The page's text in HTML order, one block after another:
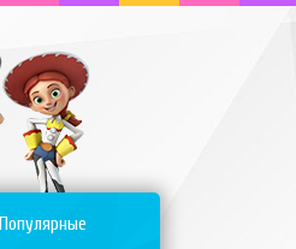
Популярные